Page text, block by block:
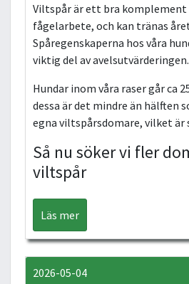
Viltspår är ett bra komplement
fågelarbete, och kan tränas
Spåregenskaperna hos våra
viktig del av avelsutvärderingen.
Hundar inom våra raser går ca
dessa är det mindre än hälften
egna viltspårsdomare, vilket är
Så nu söker vi fler
viltspår
Läs mer
2026-05-04